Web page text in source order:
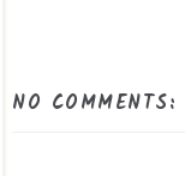
NO COMMENTS: